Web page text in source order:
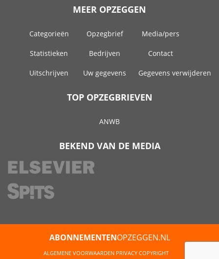
MEER OPZEGGEN
Categorieën Opzegbrief Media/pers
Statistieken Bedrijven Contact
Uitschrijven Uw gegevens Gegevens verwijderen
TOP OPZEGBRIEVEN
ANWB
BEKEND VAN DE MEDIA
ABONNEMENTENOPZEGGEN.NL
ALGEMENE VOORWAARDEN PRIVACY COPYRIGHT